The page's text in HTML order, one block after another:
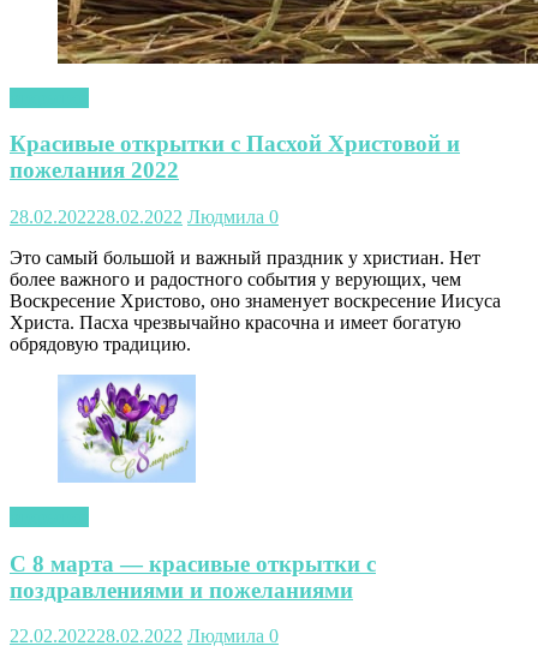
Красивые открытки с Пасхой Христовой и
пожелания 2022
28.02.202228.02.2022 Людмила 0
Это самый большой и важный праздник у христиан. Нет
более важного и радостного события у верующих, чем
Воскресение Христово, оно знаменует воскресение Иисуса
Христа. Пасха чрезвычайно красочна и имеет богатую
обрядовую традицию.
С 8 марта — красивые открытки с
поздравлениями и пожеланиями
22.02.202228.02.2022 Людмила 0